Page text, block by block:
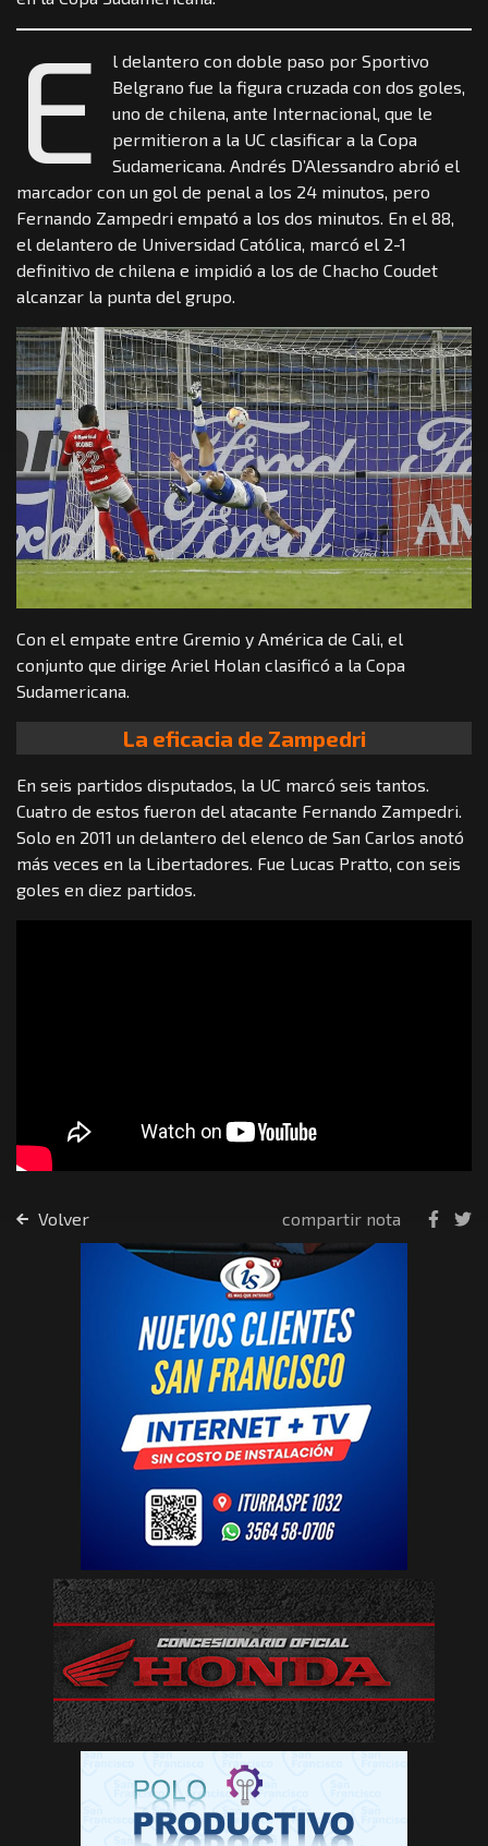
E
l delantero con doble paso por Sportivo
Belgrano fue la figura cruzada con dos goles,
uno de chilena, ante Internacional, que le
permitieron a la UC clasificar a la Copa
Sudamericana. Andrés D’Alessandro abrió el
marcador con un gol de penal a los 24 minutos, pero
Fernando Zampedri empató a los dos minutos. En el 88,
el delantero de Universidad Católica, marcó el 2-1
definitivo de chilena e impidió a los de Chacho Coudet
alcanzar la punta del grupo.
Con el empate entre Gremio y América de Cali, el
conjunto que dirige Ariel Holan clasificó a la Copa
Sudamericana.
La eficacia de Zampedri
En seis partidos disputados, la UC marcó seis tantos.
Cuatro de estos fueron del atacante Fernando Zampedri.
Solo en 2011 un delantero del elenco de San Carlos anotó
más veces en la Libertadores. Fue Lucas Pratto, con seis
goles en diez partidos.
Volver compartir nota